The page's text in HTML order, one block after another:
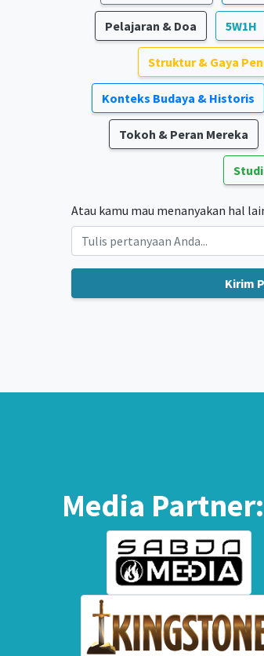
Pelajaran & Doa 5W1H
Struktur & Gaya
Konteks Budaya & Historis
Tokoh & Peran Mereka
Atau kamu mau menanyakan hal
Kirim
Media Partner: